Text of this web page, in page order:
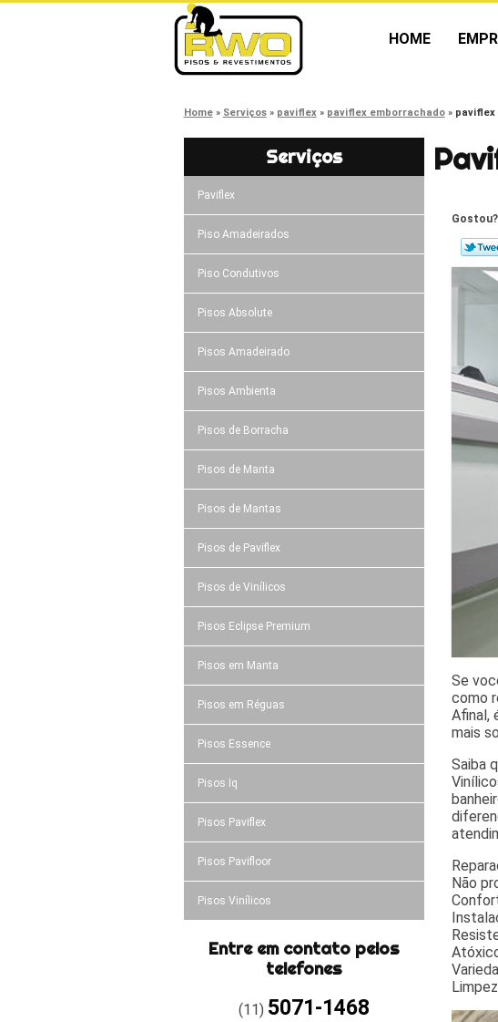
HOME
Home Serviços paviflex paviflex emborrachado
Serviços
Paviflex
Piso Amadeirados
Piso Condutivos
Pisos Absolute
Pisos Amadeirado
Pisos Ambienta
Pisos de Borracha
Pisos de Manta
Pisos de Mantas
Pisos de Paviflex
Pisos de Vinílicos
Pisos Eclipse Premium
Pisos em Manta
Pisos em Réguas
Pisos Essence
Pisos Iq
Pisos Paviflex
Pisos Pavifloor
Pisos Vinílicos
Entre em contato pelos
telefones
(11) 5071-1468
Se
como
Afinal,
mais
Saiba
Não